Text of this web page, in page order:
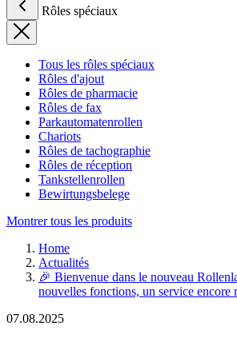
Rôles spéciaux
Tous les rôles spéciaux
Rôles d'ajout
Rôles de pharmacie
Rôles de fax
Parkautomatenrollen
Chariots
Rôles de tachographie
Rôles de réception
Tankstellenrollen
Bewirtungsbelege
Montrer tous les produits
Home
Actualités
🎉 Bienvenue dans le nouveau
nouvelles fonctions, un service encore
07.08.2025